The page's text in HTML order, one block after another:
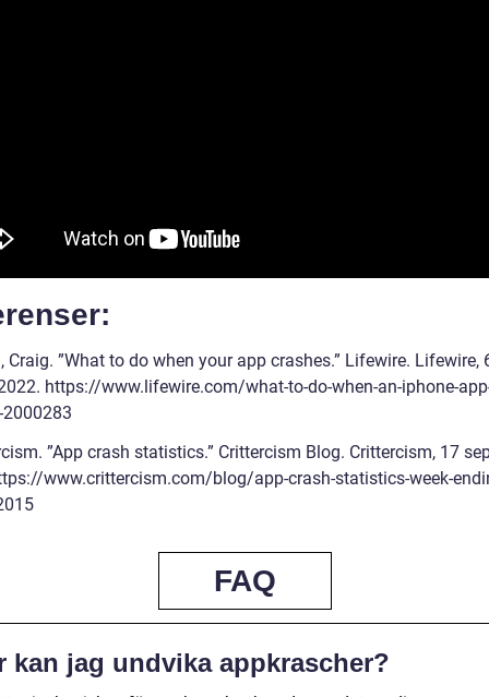
Craig. ”What to do when your app crashes.” Lifewire. Lifewire,
https://www.lifewire.com/what-to-do-when-an-iphone-
”App crash statistics.” Crittercism Blog. Crittercism, 17
www.crittercism.com/blog/app-crash-statistics-week-
FAQ
kan jag undvika appkrascher?